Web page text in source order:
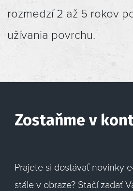
rozmedzí 2 až 5 rokov
užívania povrchu.
Zostaňme v
Prajete si dostávať novinky
stále v obraze? Stačí zadať